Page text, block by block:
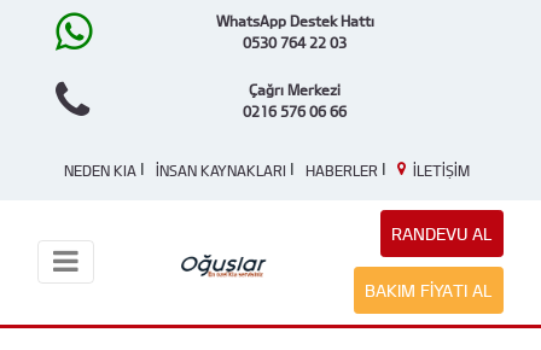
WhatsApp Destek Hattı
0530 764 22 03
Çağrı Merkezi
0216 576 06 66
NEDEN KIA | İNSAN KAYNAKLARI | HABERLER | İLETİŞİM
RANDEVU AL
BAKIM FIYATI AL